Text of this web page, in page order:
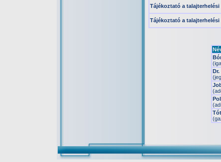
Tájékoztató a
Tájékoztató a